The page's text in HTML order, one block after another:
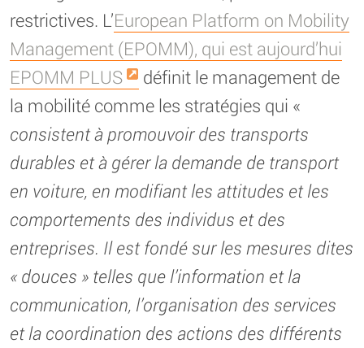
restrictives. L’European Platform on Mobility
Management (EPOMM), qui est aujourd’hui
EPOMM PLUS
définit le management de
la mobilité comme les stratégies qui «
consistent à promouvoir des transports
durables et à gérer la demande de transport
en voiture, en modifiant les attitudes et les
comportements des individus et des
entreprises. Il est fondé sur les mesures dites
« douces » telles que l’information et la
communication, l’organisation des services
et la coordination des actions des différents